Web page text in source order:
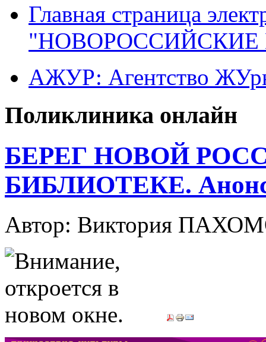
Главная страница
"НОВОРОССИЙСКИЕ
АЖУР: Агентство
Поликлиника онлайн
БЕРЕГ НОВОЙ
БИБЛИОТЕКЕ. Анонс
Автор: Виктория